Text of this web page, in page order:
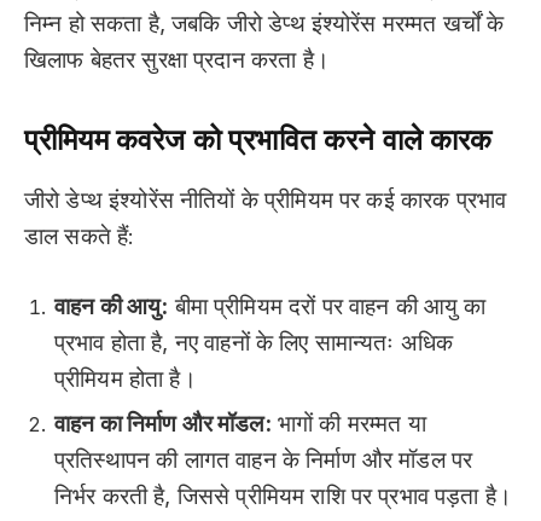
निम्न हो सकता है, जबकि जीरो डेप्थ इंश्योरेंस मरम्मत खर्चों के
खिलाफ बेहतर सुरक्षा प्रदान करता है।
प्रीमियमकवरेजको प्रभावित करने वाले कारक
जीरो डेप्थ इंश्योरेंस नीतियों के प्रीमियम पर कई कारक प्रभाव
डाल सकते हैं:
वाहन की आयु: बीमा प्रीमियम दरों पर वाहन की आयु का
प्रभाव होता है, नए वाहनों के लिए सामान्यतः अधिक
प्रीमियम होता है।
वाहन का निर्माण और मॉडल: भागों की मरम्मत या
प्रतिस्थापन की लागत वाहन के निर्माण और मॉडल पर
निर्भर करती है, जिससे प्रीमियम राशि पर प्रभाव पड़ता है।